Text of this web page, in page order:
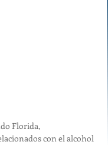
Florida,
con el alcohol